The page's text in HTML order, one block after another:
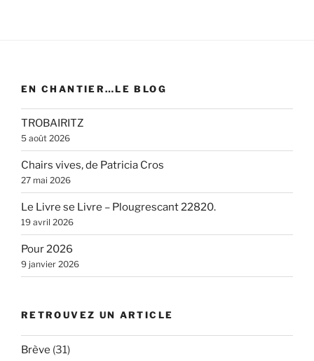
EN CHANTIER…LE BLOG
TROBAIRITZ
5 août 2026
Chairs vives, de Patricia Cros
27 mai 2026
Le Livre se Livre – Plougrescant 22820.
19 avril 2026
Pour 2026
9 janvier 2026
RETROUVEZ UN ARTICLE
Brève (31)